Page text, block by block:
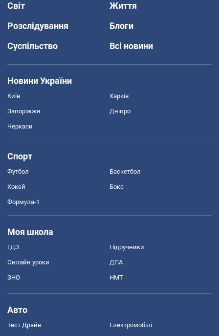
Світ
Життя
Розслідування
Блоги
Суспільство
Всі новини
Новини України
Київ Харків
Запоріжжя Дніпро
Черкаси
Спорт
Футбол Баскетбол
Хокей Бокс
Формула-1
Моя школа
ГДЗ Підручники
Онлайн уроки ДПА
ЗНО НМТ
Авто
Тест Драйв Електромобілі